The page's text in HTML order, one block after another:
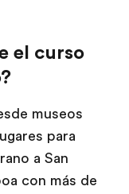
el curso
museos
para
a San
con más de